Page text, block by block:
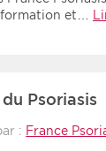
et…
Psoriasis
: France